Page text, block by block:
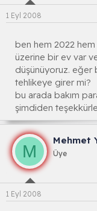
a
l
a
a
n
ç
a
r
h
i
1 Eyl 2008
ben hem 2022 hem
üzerine bir ev var
düşünüyoruz. eğer
tehlikeye girer mi?
bu arada bakım
şimdiden
M
Mehmet
Üye
1 Eyl 2008